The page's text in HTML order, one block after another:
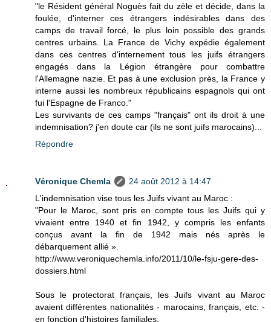
"le Résident général Noguès fait du zèle et décide, dans la
foulée, d'interner ces étrangers indésirables dans des
camps de travail forcé, le plus loin possible des grands
centres urbains. La France de Vichy expédie également
dans ces centres d'internement tous les juifs étrangers
engagés dans la Légion étrangère pour combattre
l'Allemagne nazie. Et pas à une exclusion près, la France y
interne aussi les nombreux républicains espagnols qui ont
fui l'Espagne de Franco."
Les survivants de ces camps "français" ont ils droit à une
indemnisation? j'en doute car (ils ne sont juifs marocains)...
Répondre
Véronique Chemla
24 août 2012 à 14:47
L'indemnisation vise tous les Juifs vivant au Maroc :
"Pour le Maroc, sont pris en compte tous les Juifs qui y
vivaient entre 1940 et fin 1942, y compris les enfants
conçus avant la fin de 1942 mais nés après le
débarquement allié ».
http://www.veroniquechemla.info/2011/10/le-fsju-gere-des-
dossiers.html
Sous le protectorat français, les Juifs vivant au Maroc
avaient différentes nationalités - marocains, français, etc. -
en fonction d'histoires familiales.